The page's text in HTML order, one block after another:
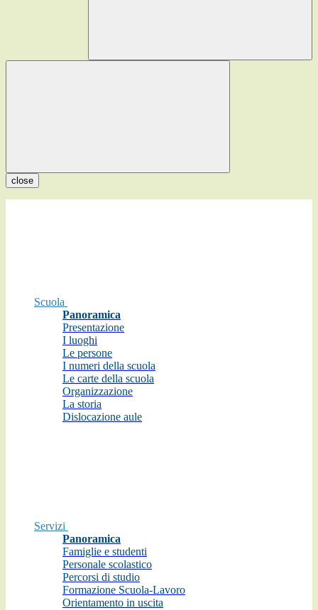
close
Scuola
Panoramica
Presentazione
I luoghi
Le persone
I numeri della scuola
Le carte della scuola
Organizzazione
La storia
Dislocazione aule
Servizi
Panoramica
Famiglie e studenti
Personale scolastico
Percorsi di studio
Formazione Scuola-Lavoro
Orientamento in uscita